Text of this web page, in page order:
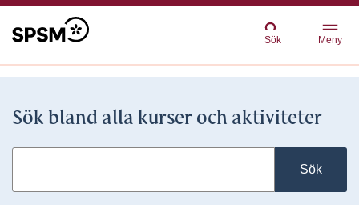
Sök Meny
Sök bland alla kurser och aktiviteter
Sök